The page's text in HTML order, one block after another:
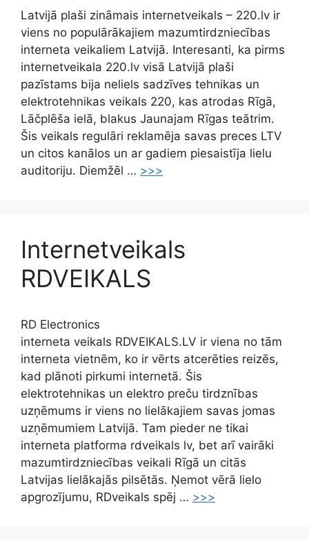
Latvijā plaši zināmais internetveikals – 220.lv ir
viens no populārākajiem mazumtirdzniecības
interneta veikaliem Latvijā. Interesanti, ka pirms
internetveikala 220.lv visā Latvijā plaši
pazīstams bija neliels sadzīves tehnikas un
elektrotehnikas veikals 220, kas atrodas Rīgā,
Lāčplēša ielā, blakus Jaunajam Rīgas teātrim.
Šis veikals regulāri reklamēja savas preces LTV
un citos kanālos un ar gadiem piesaistīja lielu
auditoriju. Diemžēl … >>>
Internetveikals
RDVEIKALS
RD Electronics
interneta veikals RDVEIKALS.LV ir viena no tām
interneta vietnēm, ko ir vērts atcerēties reizēs,
kad plānoti pirkumi internetā. Šis
elektrotehnikas un elektro preču tirdznības
uzņēmums ir viens no lielākajiem savas jomas
uzņēmumiem Latvijā. Tam pieder ne tikai
interneta platforma rdveikals lv, bet arī vairāki
mazumtirdzniecības veikali Rīgā un citās
Latvijas lielākajās pilsētās. Ņemot vērā lielo
apgrozījumu, RDveikals spēj … >>>